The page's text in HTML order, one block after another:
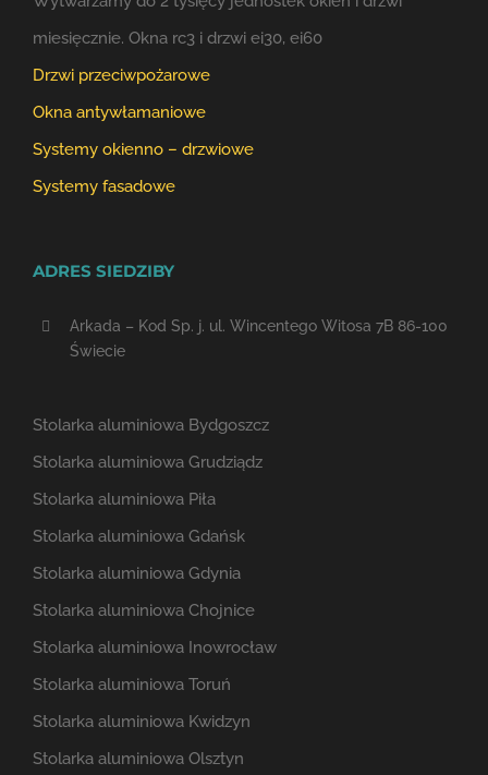
miesięcznie. Okna rc3 i drzwi ei30, ei60
Drzwi przeciwpożarowe
Okna antywłamaniowe
Systemy okienno – drzwiowe
Systemy fasadowe
ADRES SIEDZIBY
Arkada – Kod Sp. j. ul. Wincentego Witosa 7B 86-100
Świecie
Stolarka aluminiowa Bydgoszcz
Stolarka aluminiowa Grudziądz
Stolarka aluminiowa Piła
Stolarka aluminiowa Gdańsk
Stolarka aluminiowa Gdynia
Stolarka aluminiowa Chojnice
Stolarka aluminiowa Inowrocław
Stolarka aluminiowa Toruń
Stolarka aluminiowa Kwidzyn
Stolarka aluminiowa Olsztyn